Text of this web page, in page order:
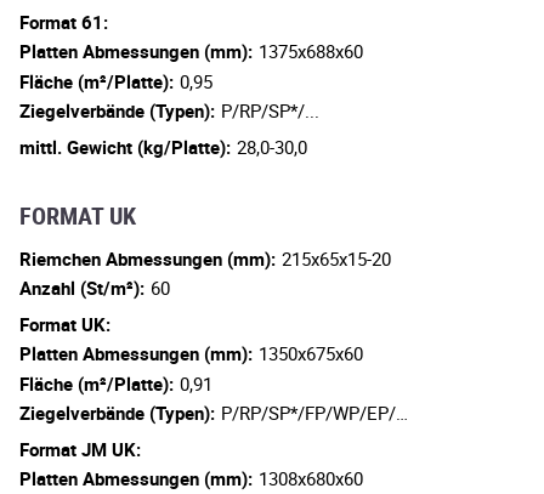
Format 61:
Platten Abmessungen (mm): 1375x688x60
Fläche (m²/Platte): 0,95
Ziegelverbände (Typen): P/RP/SP*/...
mittl. Gewicht (kg/Platte): 28,0-30,0
FORMAT UK
Riemchen Abmessungen (mm): 215x65x15-20
Anzahl (St/m²): 60
Format UK:
Platten Abmessungen (mm): 1350x675x60
Fläche (m²/Platte): 0,91
Ziegelverbände (Typen): P/RP/SP*/FP/WP/EP/…
Format JM UK:
Platten Abmessungen (mm): 1308x680x60